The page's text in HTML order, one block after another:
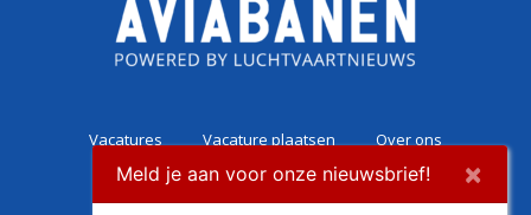
Vacatures Vacature plaatsen
Over ons
Career Experience
Contact
Meld je aan voor onze nieuwsbrief! ×